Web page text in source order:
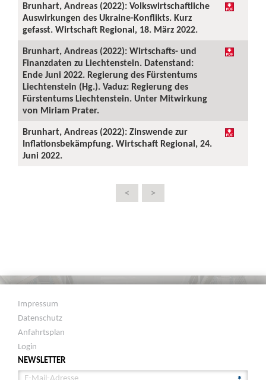
Brunhart, Andreas (2022): Volkswirtschaftliche
Auswirkungen des Ukraine-Konflikts. Kurz
gefasst. Wirtschaft Regional, 18. März 2022.
Brunhart, Andreas (2022): Wirtschafts- und
Finanzdaten zu Liechtenstein. Datenstand:
Ende Juni 2022. Regierung des Fürstentums
Liechtenstein (Hg.). Vaduz: Regierung des
Fürstentums Liechtenstein. Unter Mitwirkung
von Miriam Prater.
Brunhart, Andreas (2022): Zinswende zur
Inflationsbekämpfung. Wirtschaft Regional, 24.
Juni 2022.
< >
Impressum
Datenschutz
Anfahrtsplan
Login
NEWSLETTER